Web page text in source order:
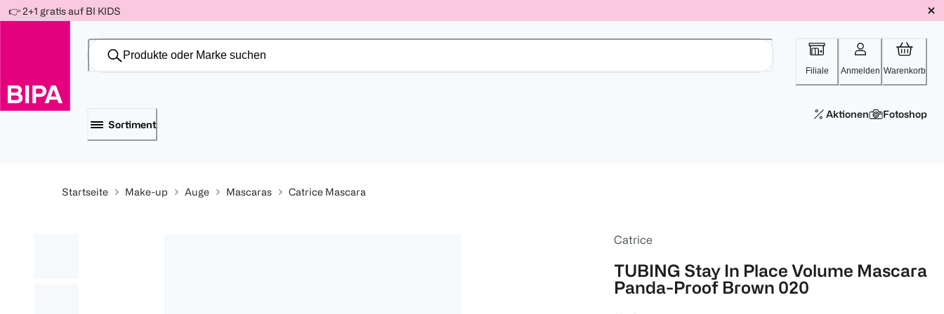
-10%
Für
150 Ös
-15%
Für
300 Ös
-20%
Für
500 Ös
Weiter
zum
👉 2+1 gratis auf BI KIDS
Filiale Anmelden Warenkorb
Sortiment
Aktionen Fotoshop
Startseite Make-up Auge Mascaras Catrice Mascara
Catrice
TUBING Stay In Place Volume Mascara
Panda-Proof Brown 020